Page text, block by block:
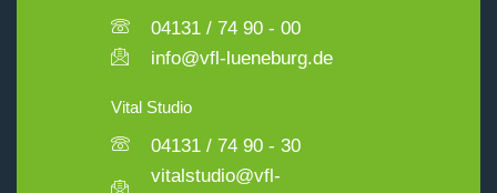
04131 / 74 90 - 00
info@vfl-lueneburg.de
Vital Studio
04131 / 74 90 - 30
vitalstudio@vfl-